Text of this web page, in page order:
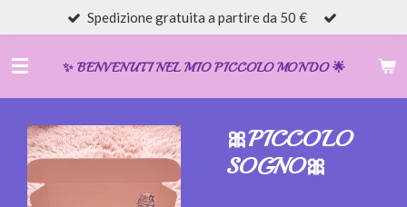
al
contenuto
principale
Spedizione gratuita a partire da 50 €
✨️ BENVENUTI NEL MIO PICCOLO MONDO 🌟
🎀PICCOLO
SOGNO🎀